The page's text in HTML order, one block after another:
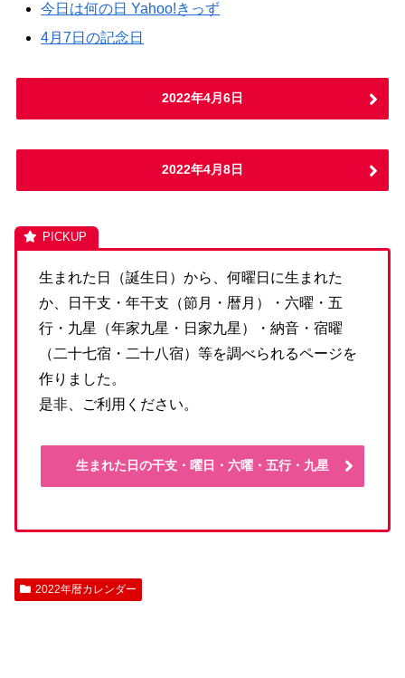
今日は何の日 Yahoo!きっず
4月7日の記念日
2022年4月6日
2022年4月8日
生まれた日（誕生日）から、何曜日に生まれた
か、日干支・年干支（節月・暦月）・六曜・五
行・九星（年家九星・日家九星）・納音・宿曜
（二十七宿・二十八宿）等を調べられるページを
作りました。
是非、ご利用ください。
生まれた日の干支・曜日・六曜・五行・九星
2022年暦カレンダー